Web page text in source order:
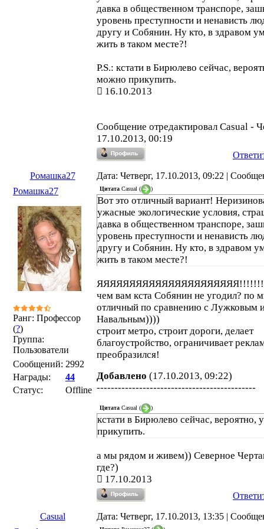
давка в общественном транспоре,
уровень преступности и ненависть
другу и Собянин. Ну кто, в здравом
жить в таком месте?!
P.S.: кстати в Бирюлево сейчас,
можно прикупить.
16.10.2013
Сообщение отредактировал Casual -
17.10.2013, 00:19
Ромашка27
Дата: Четверг, 17.10.2013, 09:22 |
Ромашка27
Ранг: Профессор
(?)
Группа:
Пользователи
Сообщений: 2992
Награды:
44
Статус:
Offline
Цитата Casual ( )
Вот это отличный вариант!
ужасные экологические условия,
давка в общественном транспоре,
уровень преступности и ненависть
другу и Собянин. Ну кто, в здравом
жить в таком месте?!
чем вам кста Собянин не угодил? по
отличный по сравнению с Лужковым
Навальным))))
строит метро, строит дороги, делает
благоустройство, ограничивает
преобразился!
Добавлено (17.10.2013, 09:22)
---------------------------------------------
Цитата Casual ( )
кстати в Бирюлево сейчас, вероятно,
прикупить.
а мы рядом и живем)) Северное
где?)
17.10.2013
Casual
Дата: Четверг, 17.10.2013, 13:35 |